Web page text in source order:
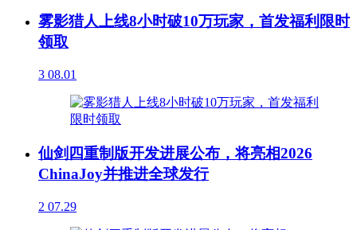
雾影猎人上线8小时破10万玩家，首发福利限时
领取
3 08.01
仙剑四重制版开发进展公布，将亮相2026
ChinaJoy并推进全球发行
2 07.29